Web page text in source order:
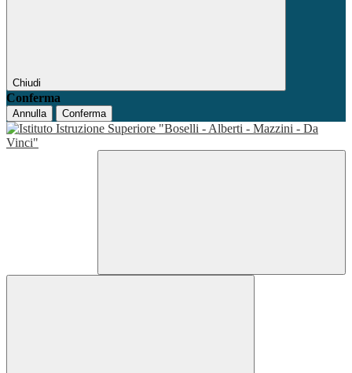
Chiudi
Conferma
Annulla Conferma